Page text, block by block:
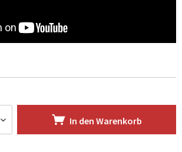
In den Warenkorb